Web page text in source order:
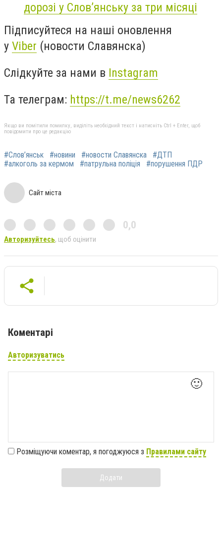
дорозі у Слов’янську за три місяці
Підписуйтеся на наші оновлення
у Viber (новости Славянска)
Слідкуйте за нами в Instagram
Та телеграм: https://t.me/news6262
Якщо ви помітили помилку, виділіть необхідний текст і натисніть Ctrl + Enter, щоб
повідомити про це редакцію
#Слов’янськ #новини #новости Славянска
#ДТП
#алкоголь за кермом
#патрульна поліція #порушення ПДР
Сайт міста
0,0
Авторизуйтесь, щоб оцінити
Коментарі
Авторизуватись
🙂
Розміщуючи коментар, я погоджуюся з Правилами сайту
Додати